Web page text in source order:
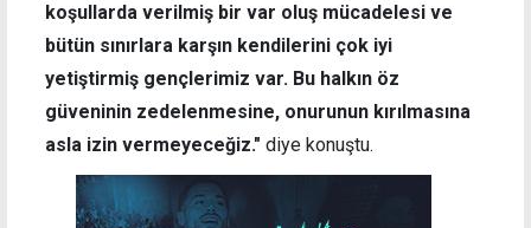
koşullarda verilmiş bir var oluş mücadelesi ve
bütün sınırlara karşın kendilerini çok iyi
yetiştirmiş gençlerimiz var. Bu halkın öz
güveninin zedelenmesine, onurunun kırılmasına
asla izin vermeyeceğiz." diye konuştu.